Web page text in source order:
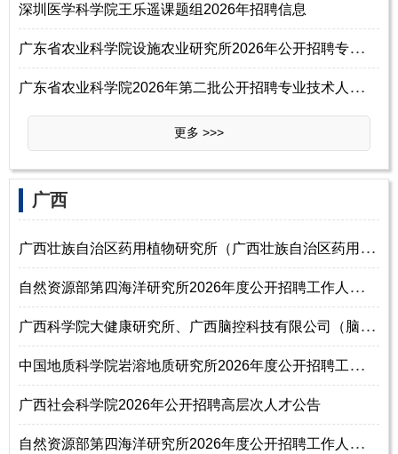
深圳医学科学院王乐遥课题组2026年招聘信息
广
东省农业科学院设施农业研究所2026年公开招聘专业技术人员公告（第二批）
广
东省农业科学院2026年第二批公开招聘专业技术人员公告
更多 >>>
‌‌广西
广
西壮族自治区药用植物研究所（广西壮族自治区药用植物园）2026年度公开招
自
然资源部第四海洋研究所2026年度公开招聘工作人员公告（第四批）
广
西科学院大健康研究所、广西脑控科技有限公司（脑机接口东盟实验室）20
中
国地质科学院岩溶地质研究所2026年度公开招聘工作人员公告（第一批）
广西社会科学院2026年公开招聘高层次人才公告
自
然资源部第四海洋研究所2026年度公开招聘工作人员24名公告（第一批）